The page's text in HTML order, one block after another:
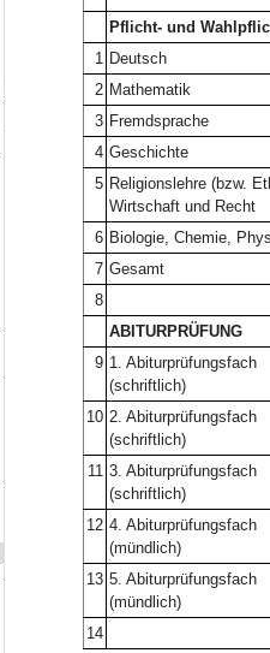
Pflicht- und
1 Deutsch
2 Mathematik
3 Fremdsprache
4 Geschichte
5 Religionslehre (bzw.
Wirtschaft und Recht
6 Biologie, Chemie,
7 Gesamt
8
ABITURPRÜFUNG
9 1. Abiturprüfungsfach
(schriftlich)
10 2. Abiturprüfungsfach
(schriftlich)
11 3. Abiturprüfungsfach
(schriftlich)
12 4. Abiturprüfungsfach
(mündlich)
13 5. Abiturprüfungsfach
(mündlich)
14